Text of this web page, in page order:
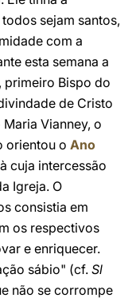
sejam santos,
com a
esta semana a
primeiro Bispo do
de Cristo
Vianney, o
orientou o Ano
cuja intercessão
Igreja. O
consistia em
os respectivos
e enriquecer.
sábio" (cf. Sl
não se corrompe